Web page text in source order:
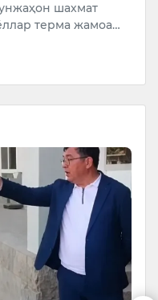
шахмат
терма жамоа…